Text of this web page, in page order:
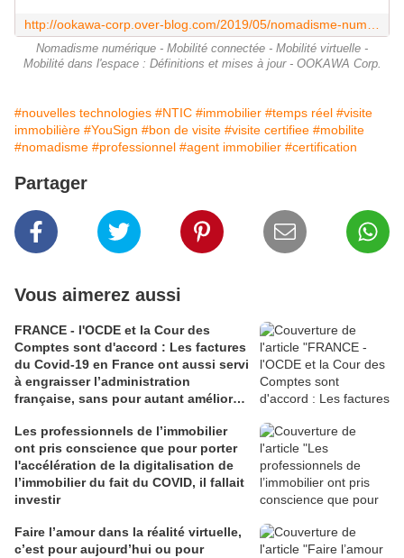
Nomadisme numérique - Mobilité connectée - Mobilité virtuelle -
Mobilité dans l'espace : Définitions et mises à jour - OOKAWA Corp.
#nouvelles technologies #NTIC #immobilier #temps réel #visite
immobilière #YouSign #bon de visite #visite certifiee #mobilite
#nomadisme #professionnel #agent immobilier #certification
Partager
Vous aimerez aussi
FRANCE - l'OCDE et la Cour des
Comptes sont d'accord : Les factures
du Covid-19 en France ont aussi servi
à engraisser l’administration
française, sans pour autant améliorer
Les professionnels de l’immobilier
ont pris conscience que pour porter
l'accélération de la digitalisation de
l’immobilier du fait du COVID, il fallait
investir
Faire l’amour dans la réalité virtuelle,
c’est pour aujourd’hui ou pour